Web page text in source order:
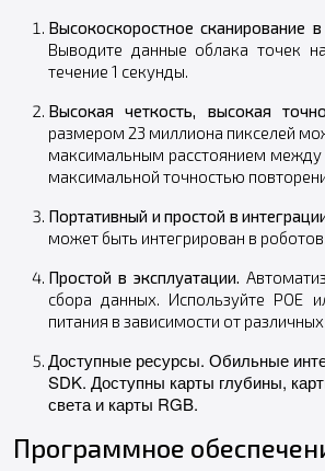
Высокоскоростное сканирование
Выводите данные облака точек
течение 1 секунды.
Высокая четкость, высокая
размером 23 миллиона пикселей
максимальным расстоянием
максимальной точностью
Портативный и простой в
может быть интегрирован в роботов.
Простой в эксплуатации.
сбора данных. Используйте POE
питания в зависимости от
Доступные ресурсы. Обильные
SDK. Доступны карты глубины,
света и карты RGB.
Программное